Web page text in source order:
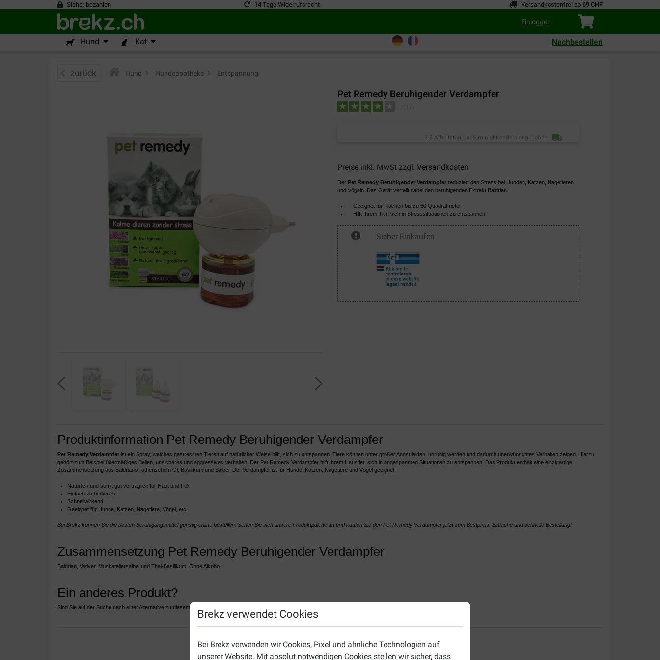
Sicher bezahlen 14 Tage Widerrufsrecht Versandkostenfrei ab 69 CHF
Einloggen
Hund Kat Nachbestellen
Brekz verwendet Cookies
Bei Brekz verwenden wir Cookies, Pixel und ähnliche Technologien auf
unserer Website. Mit absolut notwendigen Cookies stellen wir sicher, dass
zurück Hund Hundeapotheke Entspannung
Pet Remedy Beruhigender Verdampfer
2-5 Arbeitstage, sofern nicht anders angegeben
Preise inkl. MwSt zzgl. Versandkosten
Der Pet Remedy Beruhigender Verdampfer reduziert den Stress bei Hunden, Katzen, Nagetieren
und Vögeln. Das Gerät verteilt dabei den beruhigenden Extrakt Baldrian.
Geeignet für Flächen bis zu 60 Quadratmeter
Hilft Ihrem Tier, sich in Stresssituationen zu entspannen
Sicher Einkaufen
Produktinformation Pet Remedy Beruhigender Verdampfer
Pet Remedy Verdampfer ist ein Spray, welches gestressten Tieren auf natürlicher Weise hilft, sich zu entspannen. Tiere können unter großer Angst leiden, unruhig werden und dadurch unerwünschtes Verhalten zeigen. Hierzu
gehört zum Beispiel übermäßiges Bellen, unsicheres und aggressives Verhalten. Der Pet Remedy Verdampfer hilft Ihrem Haustier, sich in angespannten Situationen zu entspannen. Das Produkt enthält eine einzigartige
Zusammensetzung aus Baldrianöl, ätherischem Öl, Basilikum und Salbei. Der Verdampfer ist für Hunde, Katzen, Nagetiere und Vögel geeignet.
Natürlich und somit gut verträglich für Haut und Fell
Einfach zu bedienen
Schnellwirkend
Geeignet für Hunde, Katzen, Nagetiere, Vögel, etc.
Bei Brekz können Sie die besten Beruhigungsmittel günstig online bestellen. Sehen Sie sich unsere Produktpalette an und kaufen Sie den Pet Remedy Verdampfer jetzt zum Bestpreis. Einfache und schnelle Bestellung!
Zusammensetzung Pet Remedy Beruhigender Verdampfer
Baldrian, Vetiver, Muskatellersalbei und Thai-Basilikum. Ohne Alkohol.
Ein anderes Produkt?
Sind Sie auf der Suche nach einer Alternative zu diesem Produkt, wie z.B. ein beruhigendes Spray? Werfen Sie dann einen Blick auf unser